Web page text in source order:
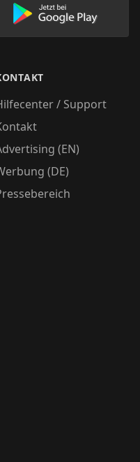
AppStore herunter
Lade unsere
/ Support
(EN)
(DE)